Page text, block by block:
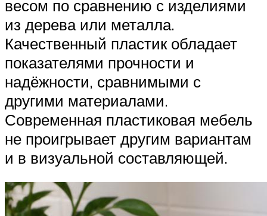
весом по сравнению с изделиями
из дерева или металла.
Качественный пластик обладает
показателями прочности и
надёжности, сравнимыми с
другими материалами.
Современная пластиковая мебель
не проигрывает другим вариантам
и в визуальной составляющей.